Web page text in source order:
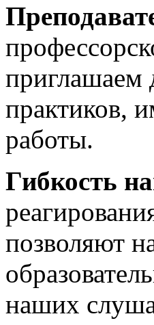
приглашаем
практиков,
работы.
Гибкость
позволяют
наших